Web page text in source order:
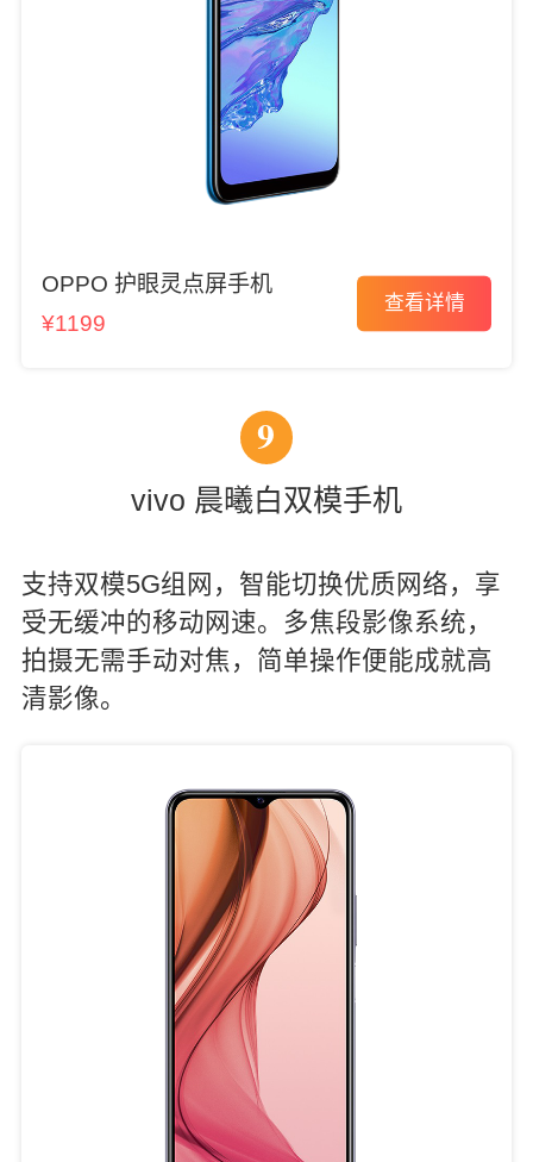
OPPO 护眼灵点屏手机
¥1199
查看详情
9
vivo 晨曦白双模手机
支持双模5G组网，智能切换优质网络，享
受无缓冲的移动网速。多焦段影像系统，
拍摄无需手动对焦，简单操作便能成就高
清影像。